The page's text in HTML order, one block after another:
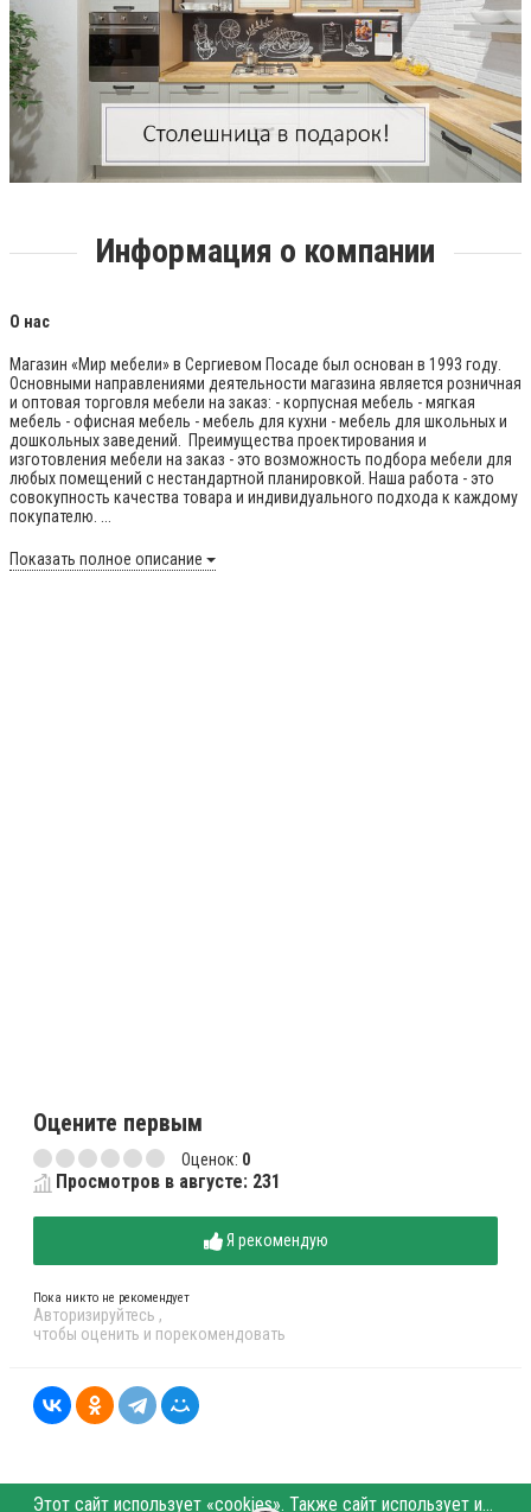
Информация о компании
О нас
Магазин «Мир мебели» в Сергиевом Посаде был основан в 1993 году.
Основными направлениями деятельности магазина является розничная
и оптовая торговля мебели на заказ: - корпусная мебель - мягкая
мебель - офисная мебель - мебель для кухни - мебель для школьных и
дошкольных заведений. Преимущества проектирования и
изготовления мебели на заказ - это возможность подбора мебели для
любых помещений с нестандартной планировкой. Наша работа - это
совокупность качества товара и индивидуального подхода к каждому
покупателю. ...
Показать полное описание
Оцените первым
Оценок: 0
Просмотров в августе: 231
Я рекомендую
Пока никто не рекомендует
Авторизируйтесь ,
чтобы оценить и порекомендовать
Этот сайт использует «cookies». Также сайт использует интернет-сервис для сбора технических данных касательно посетителей с целью получения маркетинговой и статистической информации. Условия обработки данных посетителей сайта см.